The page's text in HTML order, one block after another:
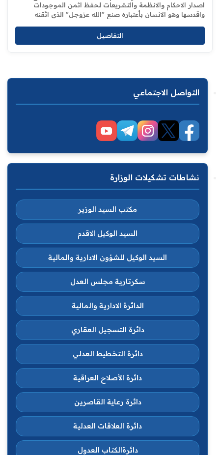
اصدار الاحكام والانظمة والتشريعات لحفظ اثمن الموجودات
واقدسها وهو الانسان بأعتباره صنع "الله عزوجل" الذي اتَقنه
التفاصيل
التواصل الاجتماعي
نشاطات تشكيلات الوزارة
مكتب السيد الوزير
السيد الوكيل الاقدم
السيد الوكيل للشؤون الادارية والمالية
سكرتارية مجلس العدل
الدائرة الادارية والمالية
دائرة التسجيل العقاري
دائرة التخطيط العدلي
دائرة الأصلاح العراقية
دائرة رعاية القاصرين
دائرة العلاقات العدلية
دائرةالكتاب العدول